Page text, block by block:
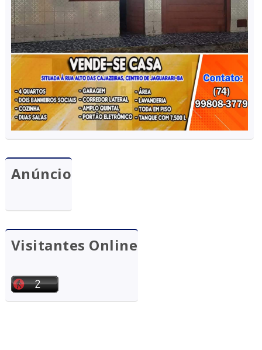
Anúncio
Visitantes Online